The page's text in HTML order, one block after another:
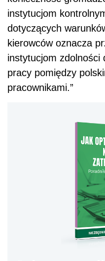
instytucjom
dotyczących
kierowców oznacza
instytucjom zdolności
pracy pomiędzy
pracownikami.”